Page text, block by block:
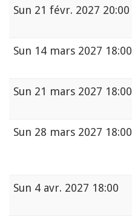
Sun 21 févr. 2027 20:00
Sun 14 mars 2027 18:00
Sun 21 mars 2027 18:00
Sun 28 mars 2027 18:00
Sun 4 avr. 2027 18:00